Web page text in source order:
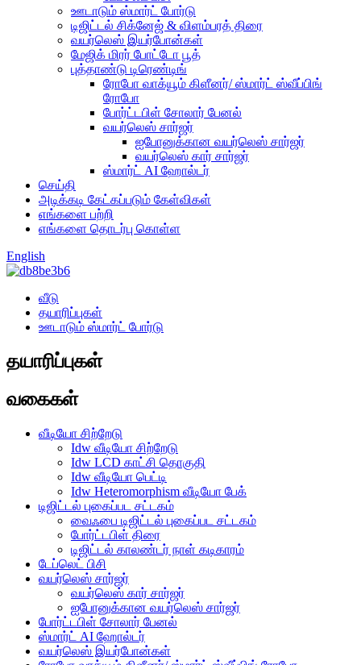
ஊடாடும் ஸ்மார்ட் போர்டு
டிஜிட்டல் சிக்னேஜ் & விளம்பரத் திரை
வயர்லெஸ் இயர்போன்கள்
மேஜிக் மிரர் போட்டோ பூத்
புத்தாண்டு டிரெண்டிங்
ரோபோ வாக்யூம் கிளீனர்/ ஸ்மார்ட் ஸ்வீப்பிங்
ரோபோ
போர்ட்டபிள் சோலார் பேனல்
வயர்லெஸ் சார்ஜர்
ஐபோனுக்கான வயர்லெஸ் சார்ஜர்
வயர்லெஸ் கார் சார்ஜர்
ஸ்மார்ட் AI ஹோல்டர்
செய்தி
அடிக்கடி கேட்கப்படும் கேள்விகள்
எங்களை பற்றி
எங்களை தொடர்பு கொள்ள
English
வீடு
தயாரிப்புகள்
ஊடாடும் ஸ்மார்ட் போர்டு
தயாரிப்புகள்
வகைகள்
வீடியோ சிற்றேடு
Idw வீடியோ சிற்றேடு
Idw LCD காட்சி தொகுதி
Idw வீடியோ பெட்டி
Idw Heteromorphism வீடியோ பேக்
டிஜிட்டல் புகைப்பட சட்டகம்
வைஃபை டிஜிட்டல் புகைப்பட சட்டகம்
போர்ட்டபிள் திரை
டிஜிட்டல் காலண்டர் நாள் கடிகாரம்
டேப்லெட் பிசி
வயர்லெஸ் சார்ஜர்
வயர்லெஸ் கார் சார்ஜர்
ஐபோனுக்கான வயர்லெஸ் சார்ஜர்
போர்ட்டபிள் சோலார் பேனல்
ஸ்மார்ட் AI ஹோல்டர்
வயர்லெஸ் இயர்போன்கள்